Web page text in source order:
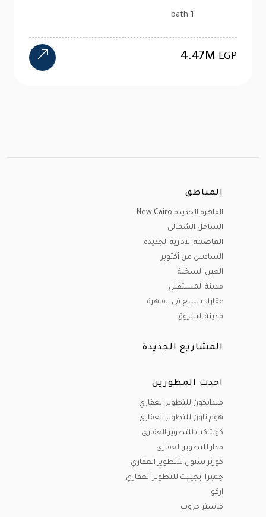
1 bath
4.47M EGP
المناطق
القاهرة الجديدة New Cairo
الساحل الشمالى
العاصمة الادارية الجديدة
السادس من أكتوبر
العين السخنة
مدينة المستقبل
عقارات للبيع في القاهرة
مدينة الشروق
المشاريع الجديدة
احدث المطورين
ميدايكون للتطوير العقاري
هوم تاون للتطوير العقاري
كونتاكت للتطوير العقاري
مدار للتطوير العقارى
كورنر ستون للتطوير العقاري
جميرا ايجيبت للتطوير العقاري
اركو
ماستر جروب